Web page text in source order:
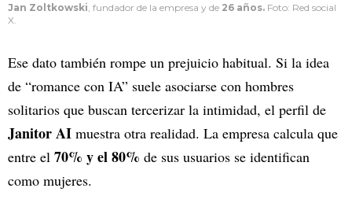
Jan Zoltkowski , fundador de la empresa y de 26 años. Foto: Red social
X.
Ese dato también rompe un prejuicio habitual. Si la idea
de “romance con IA” suele asociarse con hombres
solitarios que buscan tercerizar la intimidad, el perfil de
Janitor AI muestra otra realidad. La empresa calcula que
entre el 70% y el 80% de sus usuarios se identifican
como mujeres.